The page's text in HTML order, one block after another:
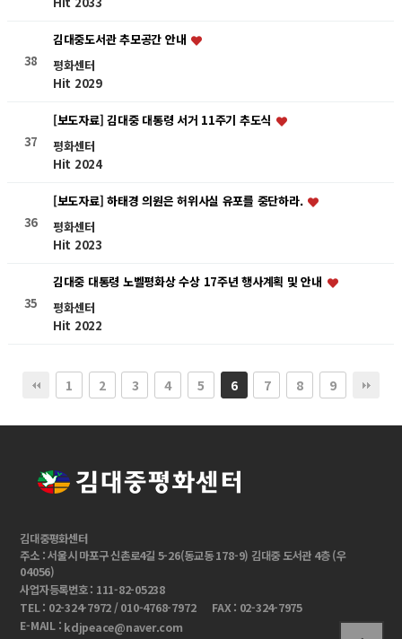
38
김대중도서관 추모공간 안내
평화센터
Hit 2029
37
[보도자료] 김대중 대통령 서거 11주기 추도식
평화센터
Hit 2024
36
[보도자료] 하태경 의원은 허위사실 유포를 중단하라.
평화센터
Hit 2023
35
김대중 대통령 노벨평화상 수상 17주년 행사계획 및 안내
평화센터
Hit 2022
1 2 3 4 5 6 7 8 9
김대중평화센터
주소 : 서울시 마포구 신촌로4길 5-26(동교동 178-9) 김대중 도서관 4층 (우
04056)
사업자등록번호 : 111-82-05238
TEL : 02-324-7972 / 010-4768-7972
FAX : 02-324-7975
E-MAIL : kdjpeace@naver.com